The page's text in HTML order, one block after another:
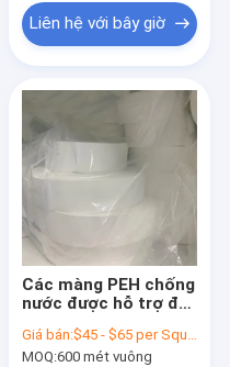
Liên hệ với bây giờ
Các màng PEH chống
nước được hỗ trợ để
Giá bán:$45 - $65 per Square Meter
MOQ:600 mét vuông